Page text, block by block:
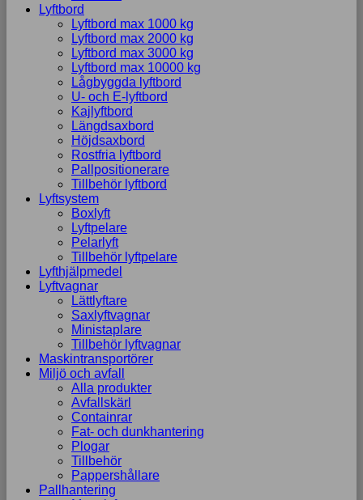
Lyftbord
Lyftbord max 1000 kg
Lyftbord max 2000 kg
Lyftbord max 3000 kg
Lyftbord max 10000 kg
Lågbyggda lyftbord
U- och E-lyftbord
Kajlyftbord
Längdsaxbord
Höjdsaxbord
Rostfria lyftbord
Pallpositionerare
Tillbehör lyftbord
Lyftsystem
Boxlyft
Lyftpelare
Pelarlyft
Tillbehör lyftpelare
Lyfthjälpmedel
Lyftvagnar
Lättlyftare
Saxlyftvagnar
Ministaplare
Tillbehör lyftvagnar
Maskintransportörer
Miljö och avfall
Alla produkter
Avfallskärl
Containrar
Fat- och dunkhantering
Plogar
Tillbehör
Pappershållare
Pallhantering